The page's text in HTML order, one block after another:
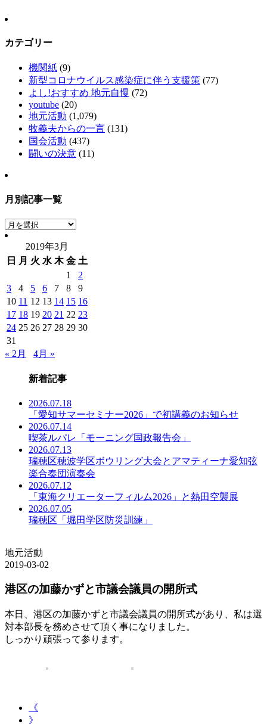
カテゴリー
機関紙 (9)
新型コロナウイルス感染症に伴う支援策 (77)
よし!おすすめ 地元自慢 (72)
youtube (20)
地元活動 (1,079)
牧義夫からの一言 (131)
国会活動 (437)
闘いの決意 (11)
月別記事一覧
月
別
事
覧
2019年3月
日
月 火 水 木 金 土
1
2
3
4 5 6 7 8
9
10 11 12 13 14 15 16
17 18 19 20 21 22 23
24 25 26 27 28 29 30
31
« 2月
4月 »
新着記事
2026.07.18
「愛知サマーセミナー2026」で初講義のお知らせ
2026.07.14
喫茶ルパレ「モーニング国政報告会」
2026.07.13
瑞穂区穂波学区ボウリング大会とアマティーナ愛知弦
楽合奏団演奏会
2026.07.12
「東海クリエーターフィルム2026」と熱田空襲展
2026.07.05
瑞穂区「堀田学区防災訓練」
地元活動
2019-03-02
港区の加藤かずと市議会議員の開所式
本日、港区の加藤かずと市議会議員の開所式があり、私は選
対本部長を務めさせて頂く事になりました。
しっかり頑張って参ります。
《
》